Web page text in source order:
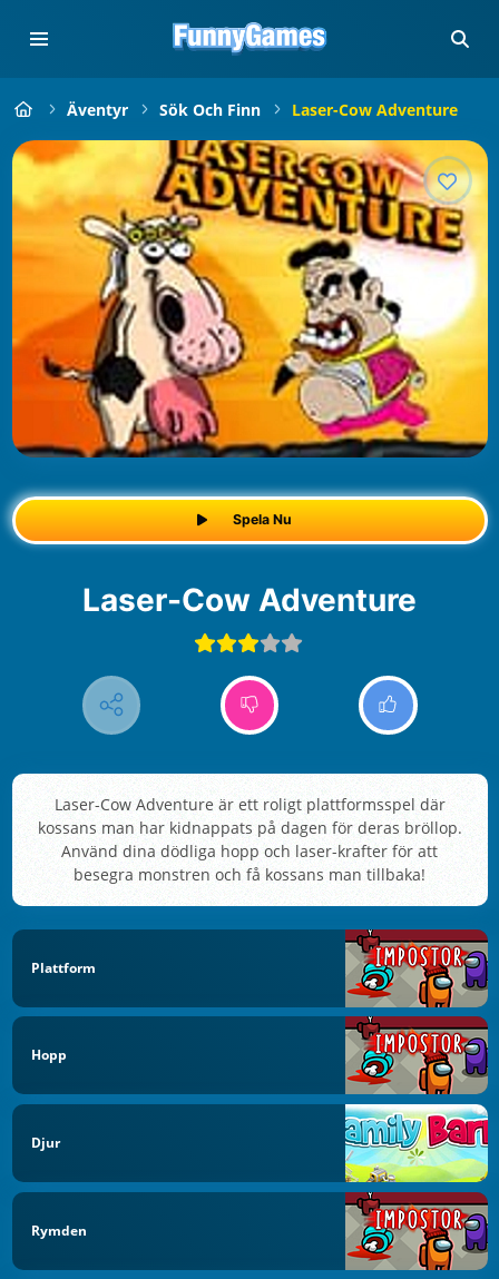
Äventyr Sök Och Finn Laser-Cow Adventure
Spela Nu
Laser-Cow Adventure
Laser-Cow Adventure är ett roligt plattformsspel där
kossans man har kidnappats på dagen för deras bröllop.
Använd dina dödliga hopp och laser-krafter för att
besegra monstren och få kossans man tillbaka!
Plattform
Hopp
Djur
Rymden